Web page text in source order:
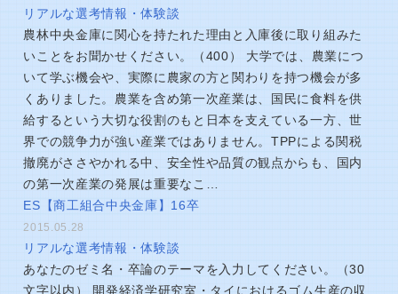
リアルな選考情報・体験談
農林中央金庫に関心を持たれた理由と入庫後に取り組みた
いことをお聞かせください。（400） 大学では、農業につ
いて学ぶ機会や、実際に農家の方と関わりを持つ機会が多
くありました。農業を含め第一次産業は、国民に食料を供
給するという大切な役割のもと日本を支えている一方、世
界での競争力が強い産業ではありません。TPPによる関税
撤廃がささやかれる中、安全性や品質の観点からも、国内
の第一次産業の発展は重要なこ…
ES【商工組合中央金庫】16卒
2015.05.28
リアルな選考情報・体験談
あなたのゼミ名・卒論のテーマを入力してください。（30
文字以内） 開発経済学研究室・タイにおけるゴム生産の収